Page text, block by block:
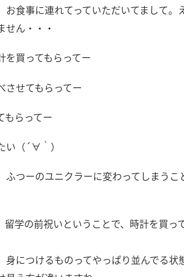
お食事に連れてっていただいてまして。
せん・・・
を買ってもらってー
させてもらってー
もらってー
い（´∀｀）
ふつーのユニクラーに変わってしまうこ
留学の前祝いということで、時計を買っ
身につけるものってやっぱり並んでる状